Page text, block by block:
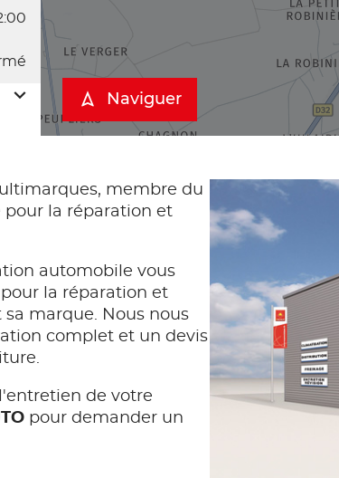
Naviguer
membre du
pour la réparation et
automobile vous
la réparation et
marque. Nous nous
complet et un devis
de votre
pour demander un